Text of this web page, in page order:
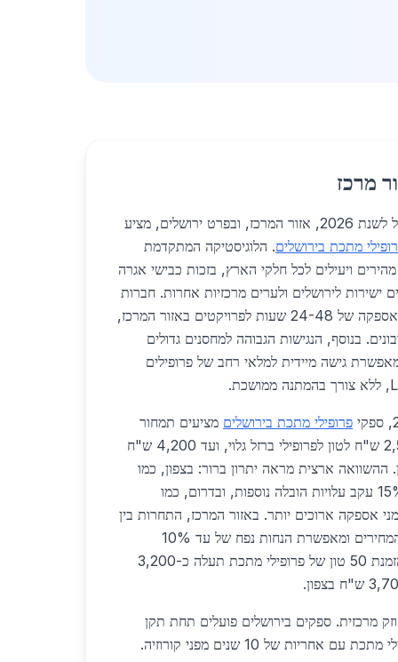
מרכז
בעולם הפלדה והברזל בישראל לשנת 2026, אזור המרכז, ובפרט ירושלים, מציע
מתכת בירושלים. הלוגיסטיקה המתקדמת
ויעילים לכל חלקי הארץ, בזכות כבישי אגרה
1 שמחברים ישירות לירושלים ולערים מרכזיות אחרות. חברות
ספקים מקומיות מציעות זמני אספקה של 24-48 שעות לפרויקטים באזור המרכז,
בנוסף, הנגישות הגבוהה למחסנים גדולים
גישה מיידית למלאי רחב של פרופילים
פרופילי מתכת בירושלים מציעים תמחור
תחרותי במיוחד, החל מ-2,500 ש"ח לטון לפרופילי ברזל גלוי, ועד 4,200 ש"ח
ההשוואה ארצית מראה יתרון ברור: בצפון, כמו
בחיפה, המחירים גבוהים ב-15% עקב עלויות הובלה נוספות, ובדרום, כמו
אספקה ארוכים יותר. באזור המרכז, התחרות בין
ספקים מקומיים מורידה את המחירים ומאפשרת הנחות נפח של עד 10%
לפרויקטים גדולים. לדוגמה, הזמנת 50 טון של פרופילי מתכת תעלה כ-3,200
מרכזית. ספקים בירושלים פועלים תחת תקן
ישראלי 1221 ומספקים פרופילי מתכת עם אחריות של 10 שנים מפני קורוזיה.